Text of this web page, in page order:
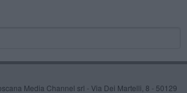
Media Channel srl - Via Dei Martelli, 8 - 50129